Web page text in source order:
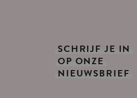
SCHRIJF JE IN
OP ONZE
NIEUWSBRIEF